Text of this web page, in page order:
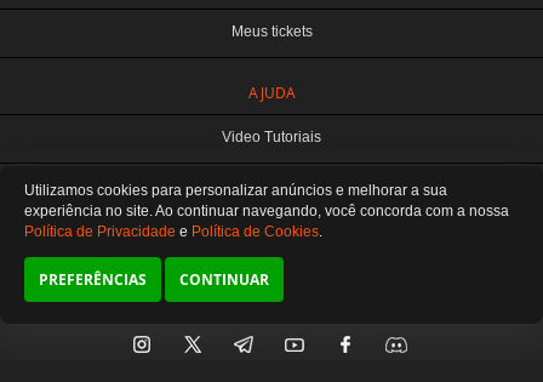
Meus tickets
AJUDA
Video Tutoriais
Manuseio do Produto
Fale Conosco
SIGA-NOS
TERABYTE ATACADO E VAREJO DE PRODUTOS DE INFORMATICA LTDA
CNPJ: 07.993.973/0001-18 | Curitiba-PR
do Google se aplicam.
De segunda a sexta das 8:30 às 12H / 13H às 18H
SOMOS E-COMMERCE - NÃO TEMOS ATENDIMENTO LOCAL
Preferências de cookies
Utilizamos cookies para personalizar anúncios e melhorar a sua
experiência no site. Ao continuar navegando, você concorda com a nossa
Política de Privacidade e Política de Cookies.
PREFERÊNCIAS CONTINUAR